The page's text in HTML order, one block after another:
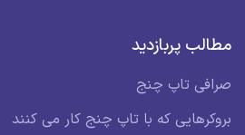
مطالب پربازدید
صرافی تاپ چنج
بروکرهایی که با تاپ چنج کار می کنند